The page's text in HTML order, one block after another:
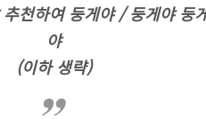
천하여 둥게야 / 둥게야 둥
야
(이하 생략)